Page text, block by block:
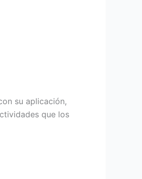
su aplicación,
que los